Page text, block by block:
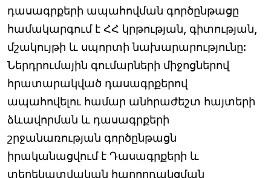
դասագրքերի ապահովման գործընթացը
համակարգում է ՀՀ կրթության, գիտության,
մշակույթի և սպորտի նախարարությունը:
Ներդրումային գումարների միջոցներով
հրատարակված դասագրքերով
ապահովելու համար անհրաժեշտ հայտերի
ձևավորման և դասագրքերի
շրջանառության գործընթացն
իրականացվում է Դասագրքերի և
տեղեկատվական հաղորդակցման